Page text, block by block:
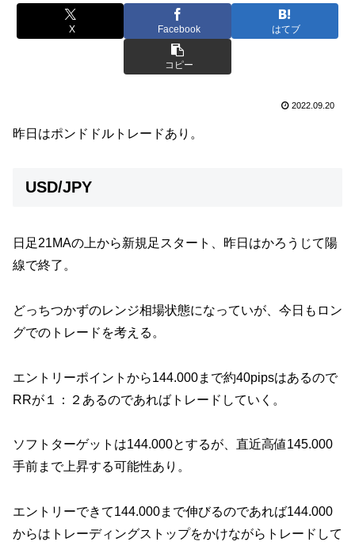
X Facebook はてブ
コピー
2022.09.20
昨日はポンドドルトレードあり。
USD/JPY
日足21MAの上から新規足スタート、昨日はかろうじて陽
線で終了。
どっちつかずのレンジ相場状態になっていが、今日もロン
グでのトレードを考える。
エントリーポイントから144.000まで約40pipsはあるので
RRが１：２あるのであればトレードしていく。
ソフトターゲットは144.000とするが、直近高値145.000
手前まで上昇する可能性あり。
エントリーできて144.000まで伸びるのであれば144.000
からはトレーディングストップをかけながらトレードして